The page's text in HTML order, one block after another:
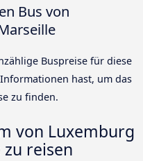
Bus von
Buspreise für diese
hast, um das
zu finden.
von Luxemburg
reisen